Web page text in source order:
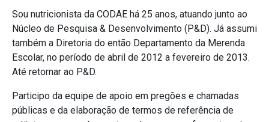
Sou nutricionista da CODAE há 25 anos, atuando junto ao
Núcleo de Pesquisa & Desenvolvimento (P&D). Já assumi
também a Diretoria do então Departamento da Merenda
Escolar, no período de abril de 2012 a fevereiro de 2013.
Até retornar ao P&D.
Participo da equipe de apoio em pregões e chamadas
públicas e da elaboração de termos de referência de